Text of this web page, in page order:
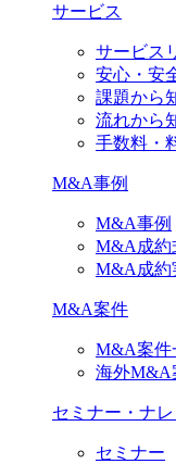
サービス
サービス
安心・安
課題から
流れから
手数料・
M&A事例
M&A事例
M&A成約
M&A成約
M&A案件
M&A案件
海外M&A
セミナー・ナ
セミナー